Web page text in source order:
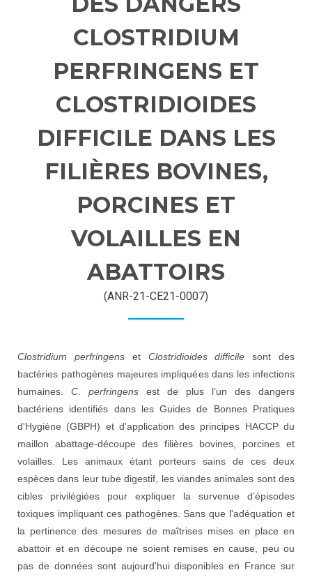
CLOSTRIDIUM
PERFRINGENS ET
CLOSTRIDIOIDES
DIFFICILE DANS LES
FILIÈRES BOVINES,
PORCINES ET
VOLAILLES EN
ABATTOIRS
(ANR-21-CE21-0007)
Clostridium perfringenset Clostridioides difficile sont des
bactéries pathogènes majeures impliquées dans les infections
humaines. C. perfringens est de plus l’un des dangers
bactériens identifiés dans les Guides de Bonnes Pratiques
d'Hygiène (GBPH) et d'application des principes HACCP du
maillon abattage-découpe des filières bovines, porcines et
volailles. Les animaux étant porteurs sains de ces deux
espèces dans leur tube digestif, les viandes animales sont des
cibles privilégiées pour expliquer la survenue d’épisodes
toxiques impliquant ces pathogènes. Sans que l'adéquation et
la pertinence des mesures de maîtrises mises en place en
abattoir et en découpe ne soient remises en cause, peu ou
pas de données sont aujourd'hui disponibles en France sur